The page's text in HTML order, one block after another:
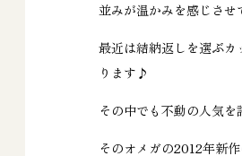
並みが温かみを感じさせ
最近は結納返しを選ぶ
ります♪
その中でも不動の人気を
そのオメガの2012年新